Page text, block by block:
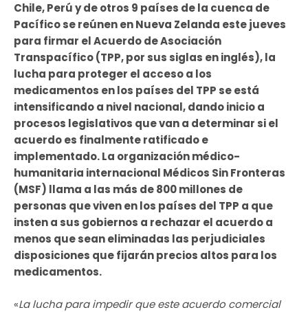
Chile, Perú y de otros 9 países de la cuenca de
Pacífico se reúnen en Nueva Zelanda este jueves
para firmar el Acuerdo de Asociación
Transpacífico (TPP, por sus siglas en inglés), la
lucha para proteger el acceso a los
medicamentos en los países del TPP se está
intensificando a nivel nacional, dando inicio a
procesos legislativos que van a determinar si el
acuerdo es finalmente ratificado e
implementado. La organización médico-
humanitaria internacional Médicos Sin Fronteras
(MSF) llama a las más de 800 millones de
personas que viven en los países del TPP a que
insten a sus gobiernos a rechazar el acuerdo a
menos que sean eliminadas las perjudiciales
disposiciones que fijarán precios altos para los
medicamentos.
«La lucha para impedir que este acuerdo comercial